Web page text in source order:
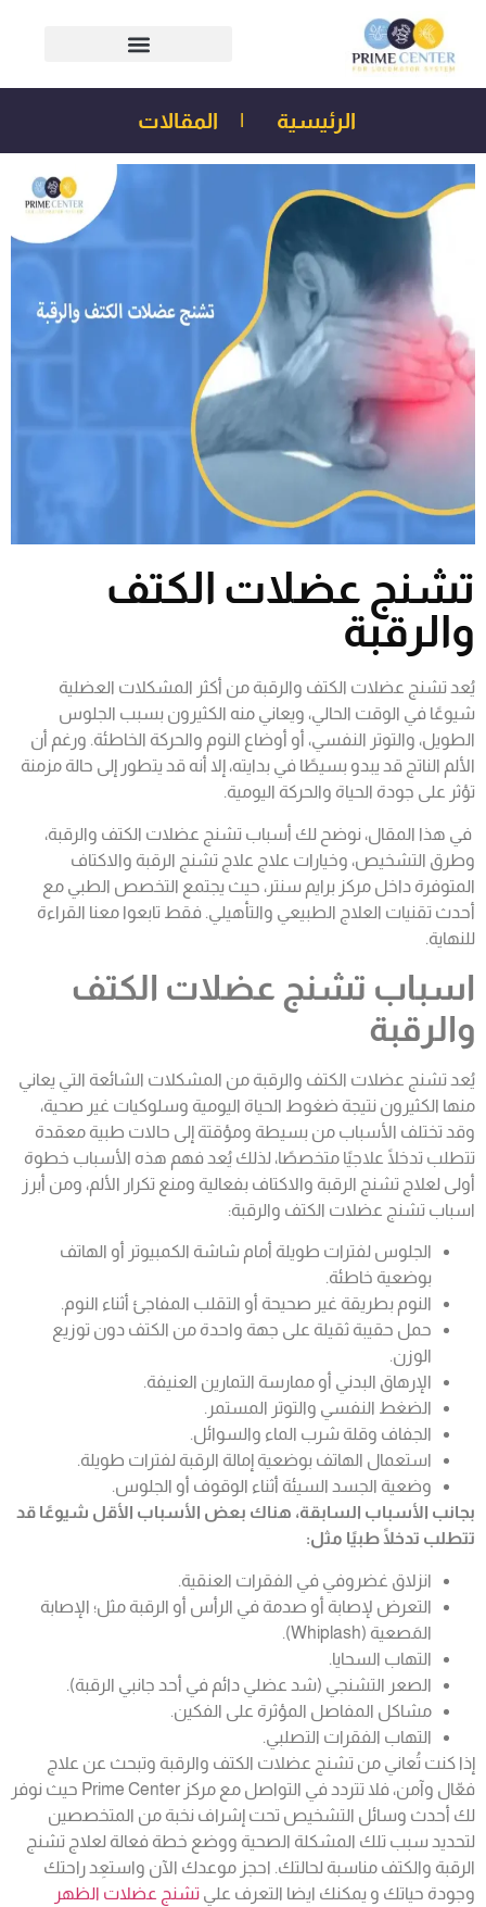
الرئيسية | المقالات
تشنج عضلات الكتف
والرقبة
يُعد تشنج عضلات الكتف والرقبة من أكثر المشكلات العضلية
شيوعًا في الوقت الحالي، ويعاني منه الكثيرون بسبب الجلوس
الطويل، والتوتر النفسي، أو أوضاع النوم والحركة الخاطئة. ورغم أن
الألم الناتج قد يبدو بسيطًا في بدايته، إلا أنه قد يتطور إلى حالة مزمنة
تؤثر على جودة الحياة والحركة اليومية.
في هذا المقال، نوضح لك أسباب تشنج عضلات الكتف والرقبة،
وطرق التشخيص، وخيارات علاج علاج تشنج الرقبة والاكتاف
المتوفرة داخل مركز برايم سنتر، حيث يجتمع التخصص الطبي مع
أحدث تقنيات العلاج الطبيعي والتأهيلي. فقط تابعوا معنا القراءة
للنهاية.
اسباب تشنج عضلات الكتف
والرقبة
يُعد تشنج عضلات الكتف والرقبة من المشكلات الشائعة التي يعاني
منها الكثيرون نتيجة ضغوط الحياة اليومية وسلوكيات غير صحية،
وقد تختلف الأسباب من بسيطة ومؤقتة إلى حالات طبية معقدة
تتطلب تدخلًا علاجيًا متخصصًا، لذلك يُعد فهم هذه الأسباب خطوة
أولى لعلاج تشنج الرقبة والاكتاف بفعالية ومنع تكرار الألم، ومن أبرز
اسباب تشنج عضلات الكتف والرقبة:
الجلوس لفترات طويلة أمام شاشة الكمبيوتر أو الهاتف
بوضعية خاطئة.
النوم بطريقة غير صحيحة أو التقلب المفاجئ أثناء النوم.
حمل حقيبة ثقيلة على جهة واحدة من الكتف دون توزيع
الوزن.
الإرهاق البدني أو ممارسة التمارين العنيفة.
الضغط النفسي والتوتر المستمر.
الجفاف وقلة شرب الماء والسوائل.
استعمال الهاتف بوضعية إمالة الرقبة لفترات طويلة.
وضعية الجسد السيئة أثناء الوقوف أو الجلوس.
بجانب الأسباب السابقة، هناك بعض الأسباب الأقل شيوعًا قد
تتطلب تدخلًا طبيًا مثل:
انزلاق غضروفي في الفقرات العنقية.
التعرض لإصابة أو صدمة في الرأس أو الرقبة مثل؛ الإصابة
المَصعية (Whiplash).
التهاب السحايا.
الصعر التشنجي (شد عضلي دائم في أحد جانبي الرقبة).
مشاكل المفاصل المؤثرة على الفكين.
التهاب الفقرات التصلبي.
إذا كنت تُعاني من تشنج عضلات الكتف والرقبة وتبحث عن علاج
فعّال وآمن، فلا تتردد في التواصل مع مركز Prime Center حيث نوفر
لك أحدث وسائل التشخيص تحت إشراف نخبة من المتخصصين
لتحديد سبب تلك المشكلة الصحية ووضع خطة فعالة لعلاج تشنج
الرقبة والكتف مناسبة لحالتك. احجز موعدك الآن واستعِد راحتك
وجودة حياتك و يمكنك ايضا التعرف علي تشنج عضلات الظهر